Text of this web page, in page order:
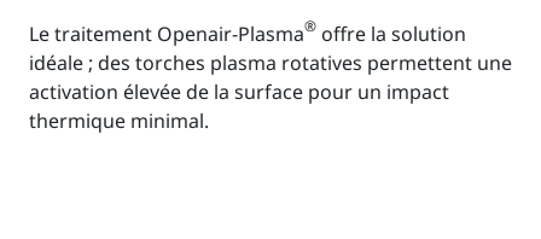
Le traitement Openair-Plasma® offre la solution
idéale ; des torches plasma rotatives permettent une
activation élevée de la surface pour un impact
thermique minimal.